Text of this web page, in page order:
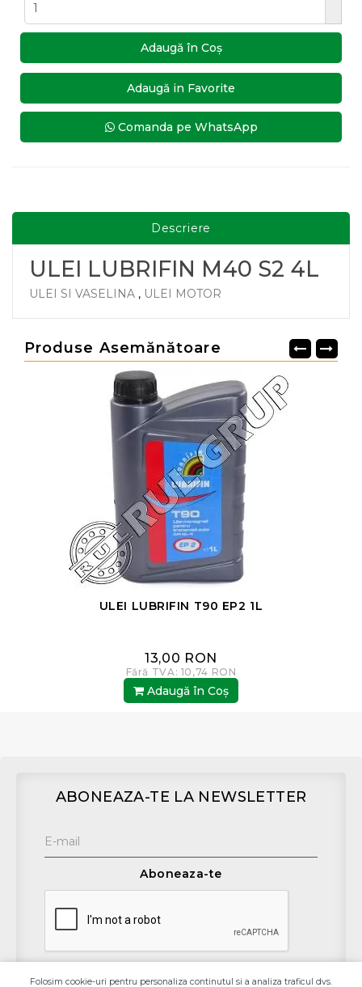
Adaugă în Coş
Adaugă in Favorite
Comanda pe WhatsApp
Descriere
ULEI LUBRIFIN M40 S2 4L
ULEI SI VASELINA , ULEI MOTOR
Produse Asemănătoare
ULEI LUBRIFIN T90 EP2 1L
13,00 RON
Fără TVA: 10,74 RON
Adaugă în Coş
ABONEAZA-TE LA NEWSLETTER
Aboneaza-te
Folosim cookie-uri pentru personaliza continutul si a analiza traficul dvs.